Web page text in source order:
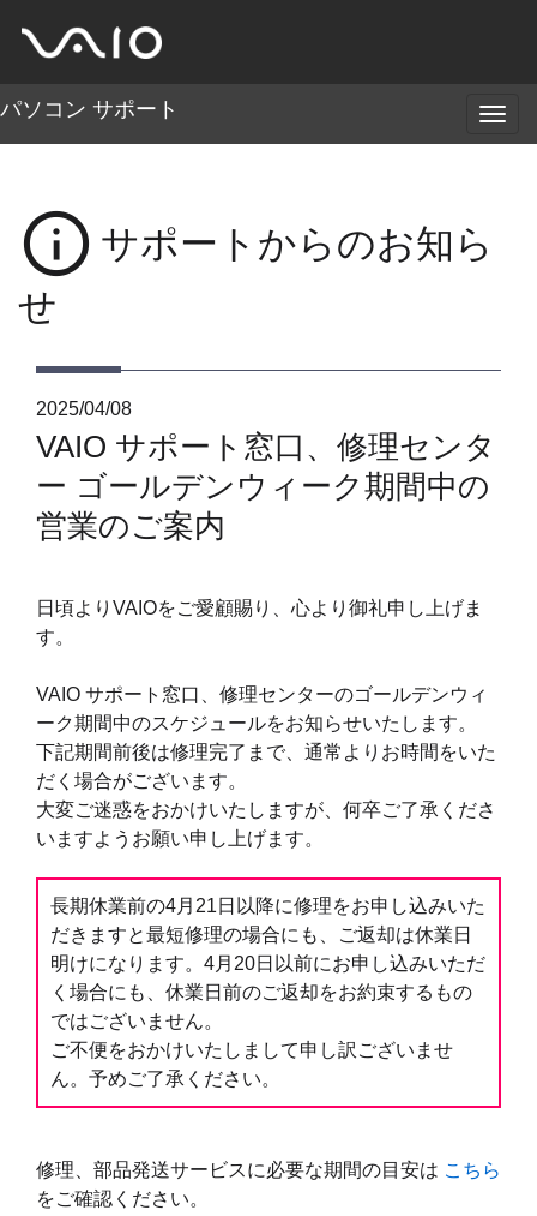
メ
ニ
パソコン サポート
info サポートからのお知ら
せ
2025/04/08
VAIO サポート窓口、修理センタ
ー ゴールデンウィーク期間中の
営業のご案内
日頃よりVAIOをご愛顧賜り、心より御礼申し上げま
す。
VAIO サポート窓口、修理センターのゴールデンウィ
ーク期間中のスケジュールをお知らせいたします。
下記期間前後は修理完了まで、通常よりお時間をいた
だく場合がございます。
大変ご迷惑をおかけいたしますが、何卒ご了承くださ
いますようお願い申し上げます。
長期休業前の4月21日以降に修理をお申し込みいた
だきますと最短修理の場合にも、ご返却は休業日
明けになります。4月20日以前にお申し込みいただ
く場合にも、休業日前のご返却をお約束するもの
ではございません。
ご不便をおかけいたしまして申し訳ございませ
ん。予めご了承ください。
修理、部品発送サービスに必要な期間の目安は こちら
をご確認ください。